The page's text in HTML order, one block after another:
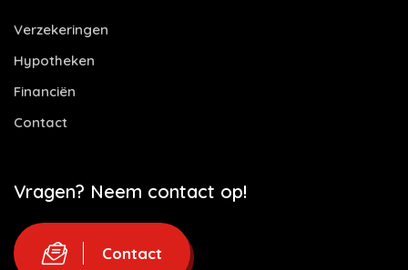
Verzekeringen
Hypotheken
Financiën
Contact
Vragen? Neem contact op!
Contact